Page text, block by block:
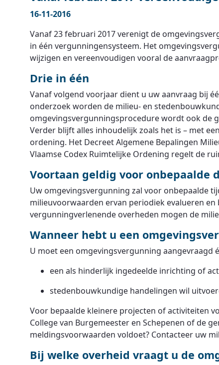
16-11-2016
Vanaf 23 februari 2017 verenigt de
in één vergunningensysteem. Het
wijzigen en vereenvoudigen vooral de
Drie in één
Vanaf volgend voorjaar dient u uw aanvraag bij
onderzoek worden de milieu- en
omgevingsvergunningsprocedure wordt ook de
Verder blijft alles inhoudelijk zoals het is – met
ordening. Het Decreet Algemene Bepalingen
Vlaamse Codex Ruimtelijke Ordening regelt de
Voortaan geldig voor onbepaalde
Uw omgevingsvergunning zal voor onbepaalde
milieuvoorwaarden ervan periodiek evalueren
vergunningverlenende overheden mogen de
Wanneer hebt u een
U moet een omgevingsvergunning aangevraagd
een als hinderlijk ingedeelde inrichting of
stedenbouwkundige handelingen wil
Voor bepaalde kleinere projecten of activiteiten
College van Burgemeester en Schepenen of de
meldingsvoorwaarden voldoet? Contacteer uw
Bij welke overheid vraagt u de